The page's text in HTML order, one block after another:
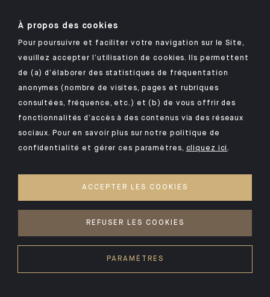
Politique de prise en compte des principales
incidences négatives des décisions d’investissement
sur les facteurs de durabilité (PAI) du groupe
Indosuez Wealth Management
Votre patrimoine est unique et requiert des réponses spécifiques à
NOUS CONTACTER
À propos des cookies
Pour poursuivre et faciliter votre navigation sur le Site,
veuillez accepter l’utilisation de cookies. Ils permettent
de (a) d’élaborer des statistiques de fréquentation
anonymes (nombre de visites, pages et rubriques
consultées, fréquence, etc.) et (b) de vous offrir des
fonctionnalités d’accès à des contenus via des réseaux
sociaux. Pour en savoir plus sur notre politique de
confidentialité et gérer ces paramètres, cliquez ici.
ACCEPTER LES COOKIES
REFUSER LES COOKIES
PARAMÈTRES